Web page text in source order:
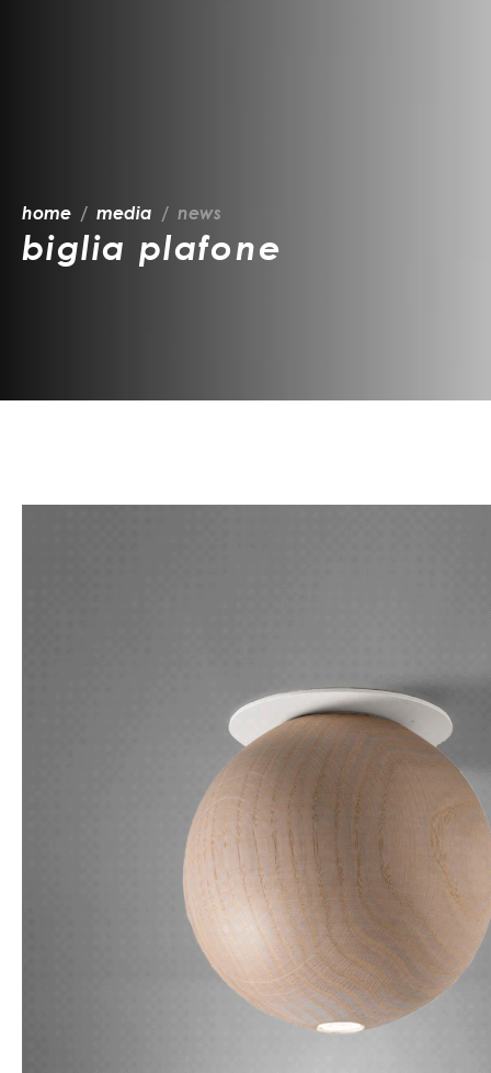
home media news
biglia plafone